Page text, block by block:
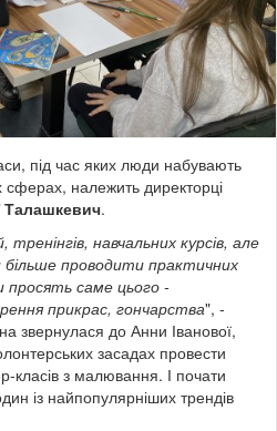
під час яких люди набувають
сферах, належить директорці
Талашкевич.
тренінгів, навчальних курсів, але
більше проводити практичних
саме цього -
прикрас, гончарства", -
звернулася до Анни Іванової,
засадах провести
класів з малювання. І почати
із найпопулярніших трендів